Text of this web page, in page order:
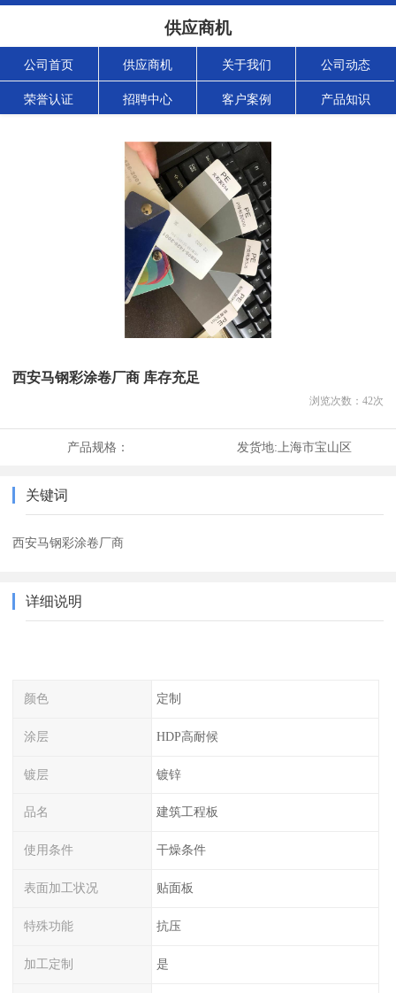
供应商机
公司首页 供应商机 关于我们 公司动态
荣誉认证 招聘中心 客户案例 产品知识
西安马钢彩涂卷厂商 库存充足
浏览次数： 42次
产品规格： 发货地: 上海市宝山区
关键词
西安马钢彩涂卷厂商
详细说明
颜色 定制
涂层 HDP高耐候
镀层 镀锌
品名 建筑工程板
使用条件 干燥条件
表面加工状况 贴面板
特殊功能 抗压
加工定制 是